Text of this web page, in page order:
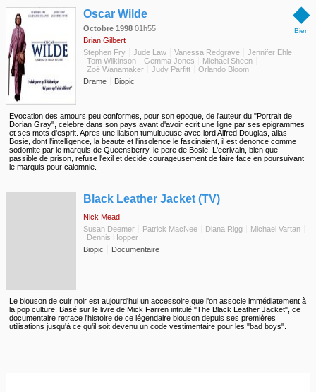
◆
Bien
Oscar Wilde
Octobre 1998 01h55
Brian Gilbert
Stephen Fry
Jude Law Vanessa Redgrave
Jennifer Ehle
Tom Wilkinson
Gemma Jones
Michael Sheen
Zoë Wanamaker
Judy Parfitt
Orlando Bloom
Drame
Biopic
Evocation des amours peu conformes, pour son epoque, de l'auteur du "Portrait de
Dorian Gray", celebre dans son pays avant d'avoir ecrit une ligne par ses epigrammes
et ses mots d'esprit. Apres une liaison tumultueuse avec lord Alfred Douglas, alias
Bosie, dont l'intelligence, la beaute et l'insolence le fascinaient, il est denonce comme
sodomite par le marquis de Queensberry, le pere de Bosie. L'ecrivain, bien que
passible de prison, refuse l'exil et decide courageusement de faire face en poursuivant
le marquis pour calomnie.
Black Leather Jacket (TV)
Nick Mead
Susan Deemer
Patrick MacNee Diana Rigg
Michael Vartan
Dennis Hopper
Biopic
Documentaire
Le blouson de cuir noir est aujourd'hui un accessoire que l'on associe immédiatement à
la pop culture. Basé sur le livre de Mick Farren intitulé "The Black Leather Jacket", ce
documentaire retrace l'histoire de ce légendaire blouson depuis ses premières
utilisations jusqu'à ce qu'il soit devenu un code vestimentaire pour les "bad boys".